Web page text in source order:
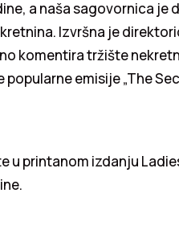
a naša sagovornica je
Izvršna je
komentira tržište
emisije „The
u printanom izdanju